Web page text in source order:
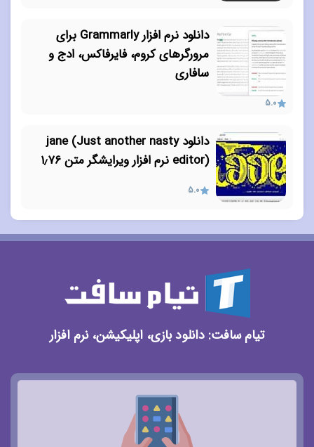
دانلود نرم افزار Grammarly برای
مرورگرهای کروم، فایرفاکس، ادج و
سافاری
5.0
دانلود jane (Just another nasty
editor) نرم افزار ویرایشگر متن ۱٫۷۶
5.0
تیام سافت: دانلود بازی، اپلیکیشن، نرم افزار